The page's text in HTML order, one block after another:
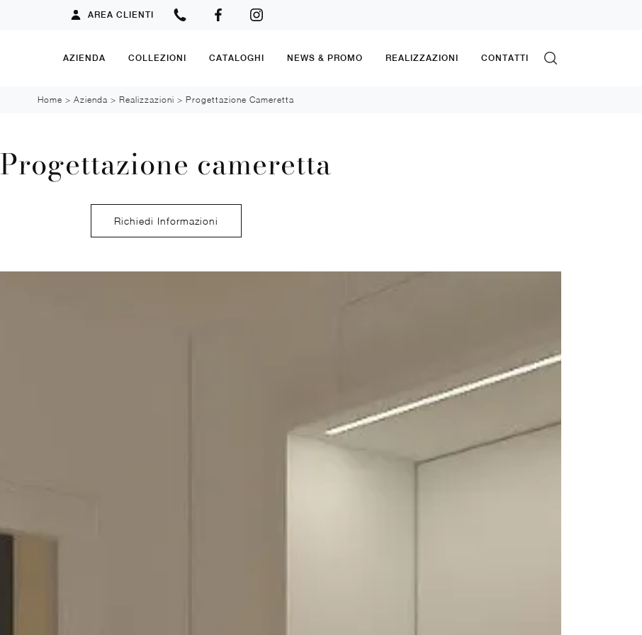
AREA CLIENTI
AZIENDA COLLEZIONI CATALOGHI NEWS & PROMO REALIZZAZIONI CONTATTI
Home > Azienda > Realizzazioni > Progettazione Cameretta
Progettazione cameretta
Richiedi Informazioni